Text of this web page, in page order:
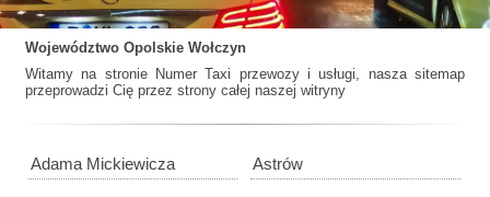
Województwo Opolskie Wołczyn
Witamy na stronie Numer Taxi przewozy i usługi, nasza sitemap
przeprowadzi Cię przez strony całej naszej witryny
Adama Mickiewicza Astrów